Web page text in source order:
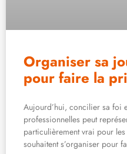
Organiser sa
pour faire la
Aujourd’hui, concilier sa foi
professionnelles peut
particulièrement vrai pour
souhaitent s’organiser pour